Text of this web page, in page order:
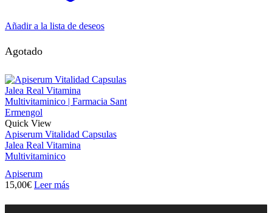
Añadir a la lista de deseos
Agotado
Quick View
Apiserum Vitalidad Capsulas
Jalea Real Vitamina
Multivitaminico
Apiserum
15,00€ Leer más